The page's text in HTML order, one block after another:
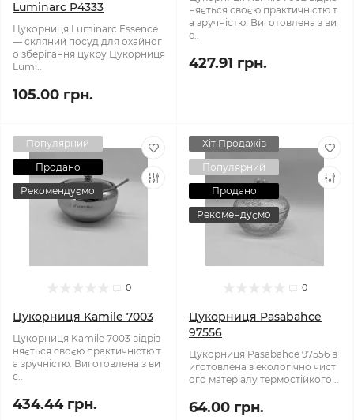
Luminarc P4333
Цукорниця Luminarc Essence
— скляний посуд для охайног
о зберігання цукру Цукорниця
Lumi..
105.00 грн.
няється своєю практичністю т
а зручністю. Виготовлена з ви
с..
427.91 грн.
Популярний
Продано
Рекомендуємо
0
Цукорниця Kamile 7003
Цукорниця Kamile 7003 ​​відріз
няється своєю практичністю т
а зручністю. Виготовлена з ви
с..
434.44 грн.
Хіт Продажів
Популярний
Продано
Рекомендуємо
0
Цукорниця Pasabahce
97556
Цукорниця Pasabahce 97556 в
иготовлена з екологічно чист
ого матеріалу термостійкого ..
64.00 грн.